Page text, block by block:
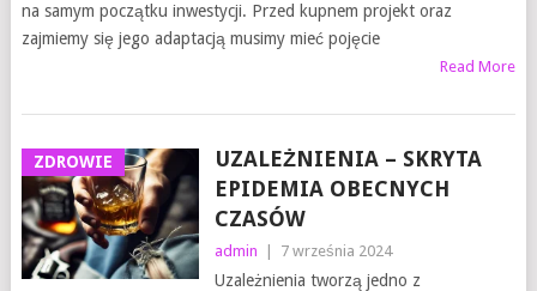
na samym początku inwestycji. Przed kupnem projekt oraz
zajmiemy się jego adaptacją musimy mieć pojęcie
Read More
ZDROWIE
UZALEŻNIENIA – SKRYTA
EPIDEMIA OBECNYCH
CZASÓW
admin 7 września 2024
Uzależnienia tworzą jedno z